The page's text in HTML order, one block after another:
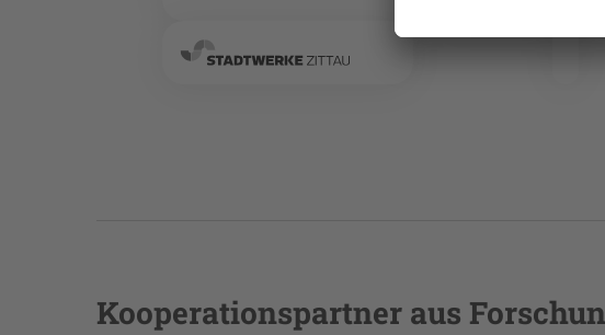
Kooperationspartner aus